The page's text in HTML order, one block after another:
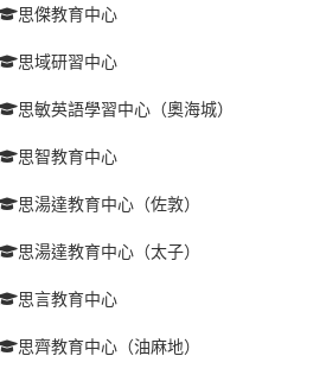
思傑教育中心
思域研習中心
思敏英語學習中心（奧海城）
思智教育中心
思湯達教育中心（佐敦）
思湯達教育中心（太子）
思言教育中心
思齊教育中心（油麻地）